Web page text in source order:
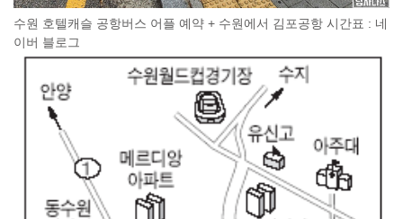
수원 호텔캐슬 공항버스 어플 예약 + 수원에서 김포공항 시간표 : 네
이버 블로그